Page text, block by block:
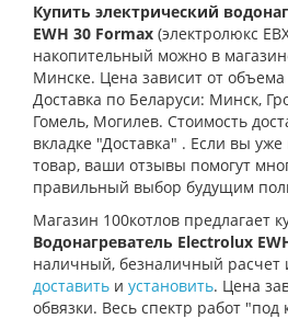
Купить электрический
EWH 30 Formax (электролюкс
накопительный можно в
Минске. Цена зависит от
Доставка по Беларуси: Минск,
Гомель, Могилев. Стоимость
вкладке "Доставка" . Если вы
товар, ваши отзывы помогут
правильный выбор будущим
Магазин 100котлов предлагает
Водонагреватель Electrolux
наличный, безналичный расчет
доставить и установить. Цена
обвязки. Весь спектр работ "под